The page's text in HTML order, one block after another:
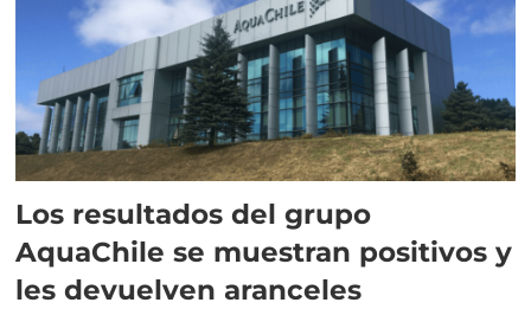
Los resultados del grupo
AquaChile se muestran positivos y
les devuelven aranceles